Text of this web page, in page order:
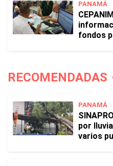
PANAMÁ
fondos
RECOMENDADAS
PANAMÁ
por
varios